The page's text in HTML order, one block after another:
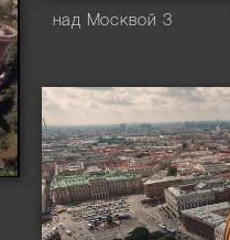
над Москвой 3